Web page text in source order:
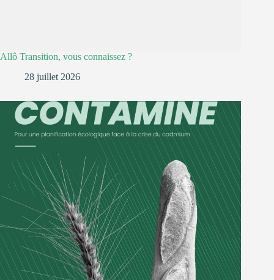
Allô Transition, vous connaissez ?
28 juillet 2026